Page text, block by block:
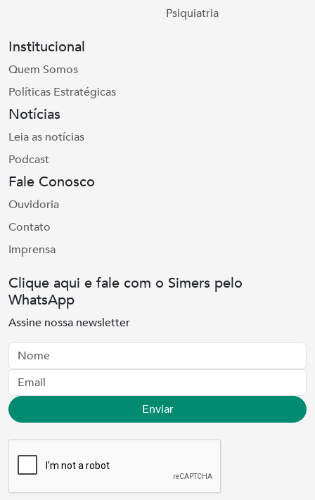
Psiquiatria
Institucional
Quem Somos
Políticas Estratégicas
Notícias
Leia as notícias
Podcast
Fale Conosco
Ouvidoria
Contato
Imprensa
Clique aqui e fale com o Simers pelo
WhatsApp
Assine nossa newsletter
Nome
Email
Enviar